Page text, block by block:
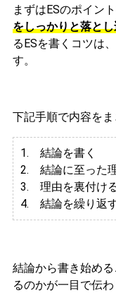
まずはESのポイン
をしっかりと落と
るESを書くコツは、
す。
下記手順で内容をま
1. 結論を書く
2. 結論に至った
3. 理由を裏付け
4. 結論を繰り返
結論から書き始め
るのかが一目で伝